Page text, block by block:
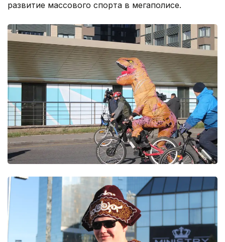
развитие массового спорта в мегаполисе.